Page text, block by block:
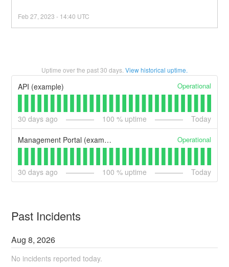
Feb27 ,2023 - 14:40 UTC
Uptime over the past30 days. View historical uptime.
API (example) Operational
30 days ago 100 % uptime Today
Management Portal (example) Operational
30 days ago 100 % uptime Today
Past Incidents
Aug8,2026
No incidents reported today.